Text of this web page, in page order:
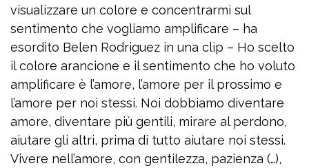
visualizzare un colore e concentrarmi sul
sentimento che vogliamo amplificare – ha
esordito Belen Rodriguez in una clip – Ho scelto
il colore arancione e il sentimento che ho voluto
amplificare è l’amore, l’amore per il prossimo e
l’amore per noi stessi. Noi dobbiamo diventare
amore, diventare più gentili, mirare al perdono,
aiutare gli altri, prima di tutto aiutare noi stessi.
Vivere nell’amore, con gentilezza, pazienza (…),